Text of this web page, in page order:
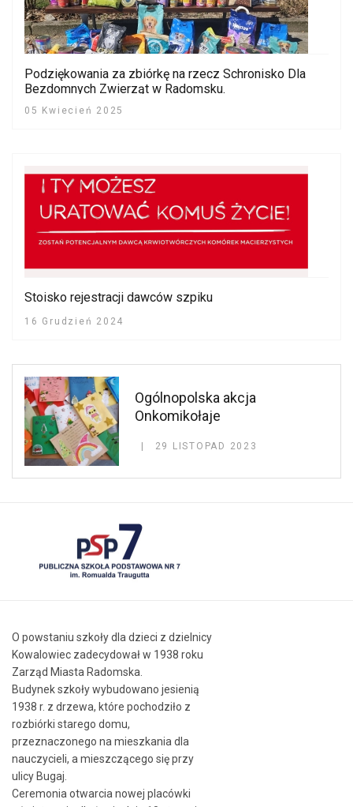
Podziękowania za zbiórkę na rzecz Schronisko Dla
Bezdomnych Zwierząt w Radomsku.
05 Kwiecień 2025
Stoisko rejestracji dawców szpiku
16 Grudzień 2024
Ogólnopolska akcja
Onkomikołaje
29 LISTOPAD 2023
O powstaniu szkoły dla dzieci z dzielnicy
Kowalowiec zadecydował w 1938 roku
Zarząd Miasta Radomska.
Budynek szkoły wybudowano jesienią
1938 r. z drzewa, które pochodziło z
rozbiórki starego domu,
przeznaczonego na mieszkania dla
nauczycieli, a mieszczącego się przy
ulicy Bugaj.
Ceremonia otwarcia nowej placówki